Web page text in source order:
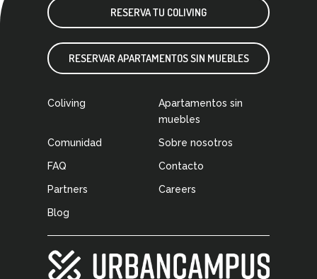
RESERVA TU COLIVING
RESERVAR APARTAMENTOS SIN MUEBLES
Coliving
Apartamentos sin
muebles
Comunidad Sobre nosotros
FAQ Contacto
Partners Careers
Blog